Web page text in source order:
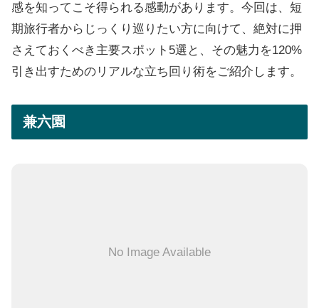
感を知ってこそ得られる感動があります。今回は、短
期旅行者からじっくり巡りたい方に向けて、絶対に押
さえておくべき主要スポット5選と、その魅力を120%
引き出すためのリアルな立ち回り術をご紹介します。
兼六園
No Image Available